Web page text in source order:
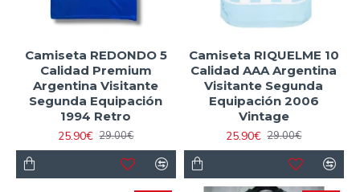
Camiseta REDONDO 5
Calidad Premium
Argentina Visitante
Segunda Equipación
1994 Retro
25.90€ 29.00€
Camiseta RIQUELME 10
Calidad AAA Argentina
Visitante Segunda
Equipación 2006
Vintage
25.90€ 29.00€